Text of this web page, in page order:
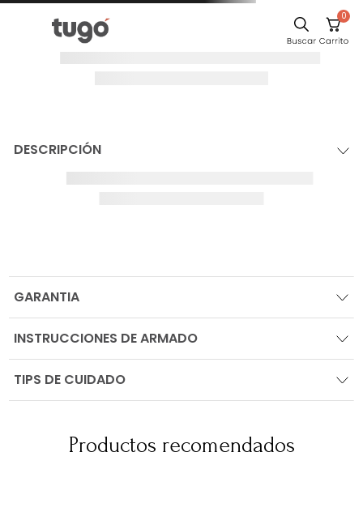
0
DESCRIPCIÓN
GARANTIA
INSTRUCCIONES DE ARMADO
TIPS DE CUIDADO
Productos recomendados